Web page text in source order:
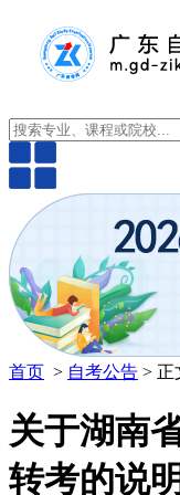
首页 > 自考公告 > 正
关于湖南
转考的说明